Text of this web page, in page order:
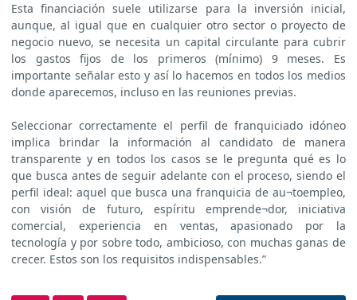
Esta financiación suele utilizarse para la inversión inicial,
aunque, al igual que en cualquier otro sector o proyecto de
negocio nuevo, se necesita un capital circulante para cubrir
los gastos fijos de los primeros (mínimo) 9 meses. Es
importante señalar esto y así lo hacemos en todos los medios
donde aparecemos, incluso en las reuniones previas.
Seleccionar correctamente el perfil de franquiciado idóneo
implica brindar la información al candidato de manera
transparente y en todos los casos se le pregunta qué es lo
que busca antes de seguir adelante con el proceso, siendo el
perfil ideal: aquel que busca una franquicia de au¬toempleo,
con visión de futuro, espíritu emprende¬dor, iniciativa
comercial, experiencia en ventas, apasionado por la
tecnología y por sobre todo, ambicioso, con muchas ganas de
crecer. Estos son los requisitos indispensables.”